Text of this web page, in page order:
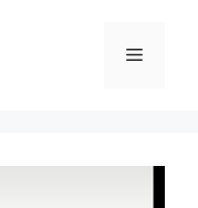
Meniu